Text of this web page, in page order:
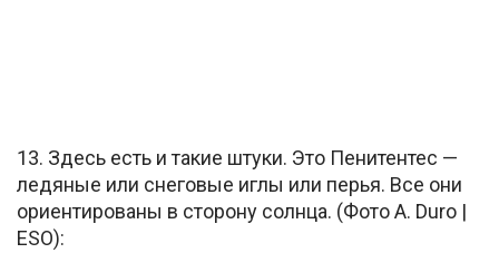
13. Здесь есть и такие штуки. Это Пенитентес —
ледяные или снеговые иглы или перья. Все они
ориентированы в сторону солнца. (Фото A. Duro |
ESO):